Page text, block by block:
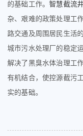
的基础工作。智慧截流
杂、艰难的政策处理工
路交通及周围居民生活
城市污水处理厂的稳定
解决了黑臭水体治理工
有机结合，使控源截污
实的基础。